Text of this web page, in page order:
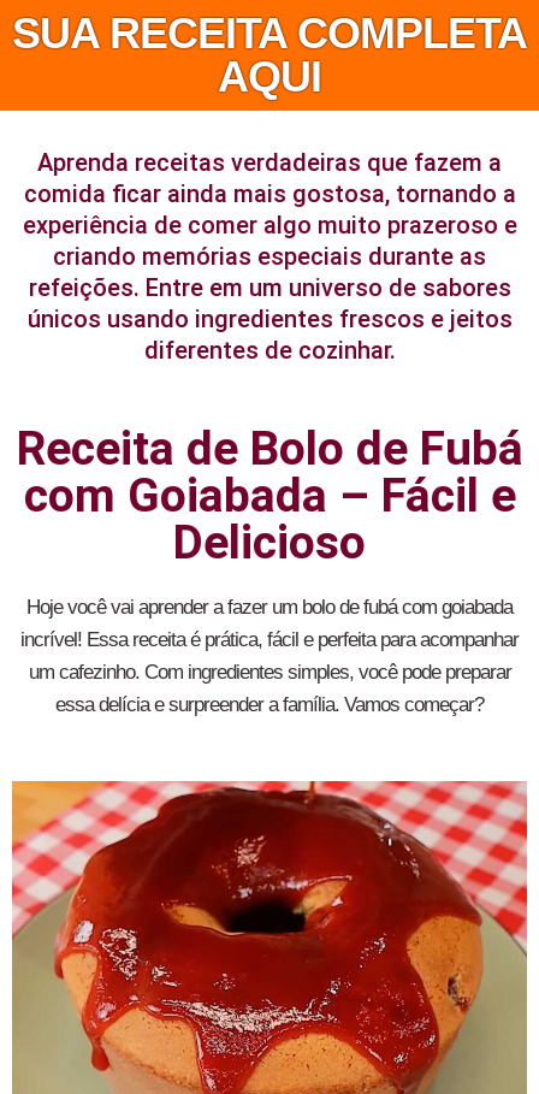
SUA RECEITA COMPLETA
AQUI
Aprenda receitas verdadeiras que fazem a
comida ficar ainda mais gostosa, tornando a
experiência de comer algo muito prazeroso e
criando memórias especiais durante as
refeições. Entre em um universo de sabores
únicos usando ingredientes frescos e jeitos
diferentes de cozinhar.
Receita de Bolo de Fubá
com Goiabada – Fácil e
Delicioso
Hoje você vai aprender a fazer um bolo de fubá com goiabada
incrível! Essa receita é prática, fácil e perfeita para acompanhar
um cafezinho. Com ingredientes simples, você pode preparar
essa delícia e surpreender a família. Vamos começar?